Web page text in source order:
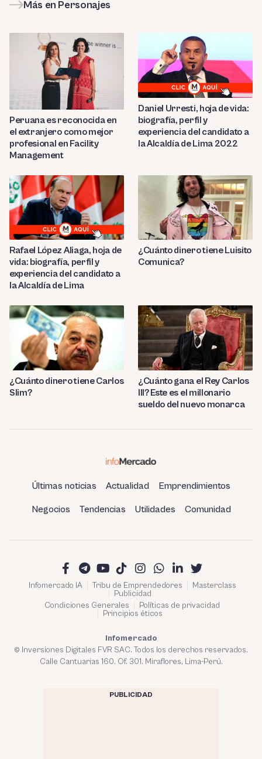
Más en Personajes
Peruana es reconocida en
el extranjero como mejor
profesional en Facility
Management
Daniel Urresti, hoja de vida:
biografía, perfil y
experiencia del candidato a
la Alcaldía de Lima 2022
Rafael López Aliaga, hoja de
vida: biografía, perfil y
experiencia del candidato a
la Alcaldía de Lima
¿Cuánto dinero tiene Luisito
Comunica?
¿Cuánto dinero tiene Carlos
Slim?
¿Cuánto gana el Rey Carlos
III? Este es el millonario
sueldo del nuevo monarca
Últimas noticias Actualidad Emprendimientos
Negocios Tendencias Utilidades Comunidad
Infomercado IA Tribu de Emprendedores
Masterclass
Publicidad
Condiciones Generales
Políticas de privacidad
Principios éticos
Infomercado
© Inversiones Digitales FVR SAC. Todos los derechos reservados.
Calle Cantuarias 160. Of. 301. Miraflores, Lima-Perú.
PUBLICIDAD